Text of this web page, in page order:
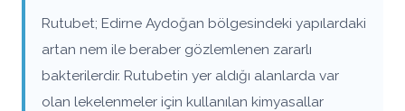
Rutubet; Edirne Aydoğan bölgesindeki yapılardaki
artan nem ile beraber gözlemlenen zararlı
bakterilerdir. Rutubetin yer aldığı alanlarda var
olan lekelenmeler için kullanılan kimyasallar